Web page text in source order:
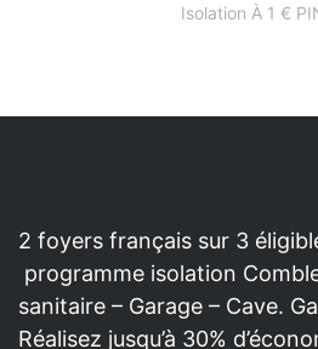
Isolation À 1 €
2 foyers français sur 3
programme isolation
sanitaire – Garage – Cave.
Réalisez jusqu’à 30%